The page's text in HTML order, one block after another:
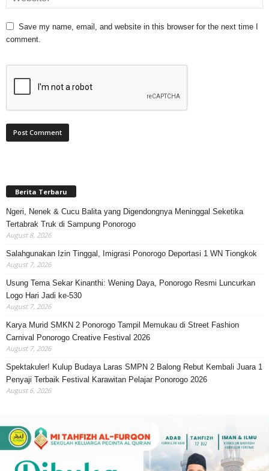
Save my name, email, and website in this browser for the next time I
comment.
Berita Terbaru
Ngeri, Nenek & Cucu Balita yang Digendongnya Meninggal Seketika
Tertabrak Truk di Sampung Ponorogo
August 8, 2026
Salahgunakan Izin Tinggal, Imigrasi Ponorogo Deportasi 1 WN Tiongkok
August 7, 2026
Usung Tema Sekar Kinanthi: Wening Daya, Ponorogo Resmi Luncurkan
Logo Hari Jadi ke-530
August 7, 2026
Karya Murid SMKN 2 Ponorogo Tampil Memukau di Street Fashion
Carnival Ponorogo Creative Festival 2026
August 7, 2026
Spektakuler! Kulup Budaya Laras SMPN 2 Balong Rebut Kembali Juara 1
Penyaji Terbaik Festival Karawitan Pelajar Ponorogo 2026
August 6, 2026